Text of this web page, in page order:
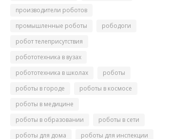
производители роботов
промышленные роботы
рободоги
робот телеприсутствия
робототехника в вузах
робототехника в школах
роботы
роботы в городе
роботы в космосе
роботы в медицине
роботы в образовании
роботы в сети
роботы для дома
роботы для инспекции